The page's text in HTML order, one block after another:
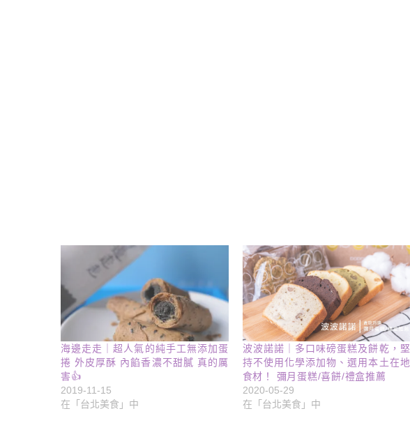
海邊走走｜超人氣的純手工無添加蛋
捲 外皮厚酥 內餡香濃不甜膩 真的厲
害👍
2019-11-15
在「台北美食」中
波波諾諾｜多口味磅蛋糕及餅乾，堅
持不使用化學添加物、選用本土在地
食材！ 彌月蛋糕/喜餅/禮盒推薦
2020-05-29
在「台北美食」中